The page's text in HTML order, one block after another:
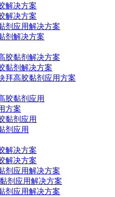
解决方案
解决方案
剂应用解决方案
剂解决方案
胶黏剂解决方案
黏剂解决方案
拜高胶黏剂应用方案
胶黏剂应用
方案
黏剂应用
剂应用
解决方案
解决方案
剂应用解决方案
剂应用解决方案
剂应用解决方案